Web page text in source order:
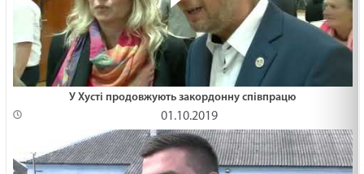
У Хуcті продовжують закордонну співпрацю
01.10.2019